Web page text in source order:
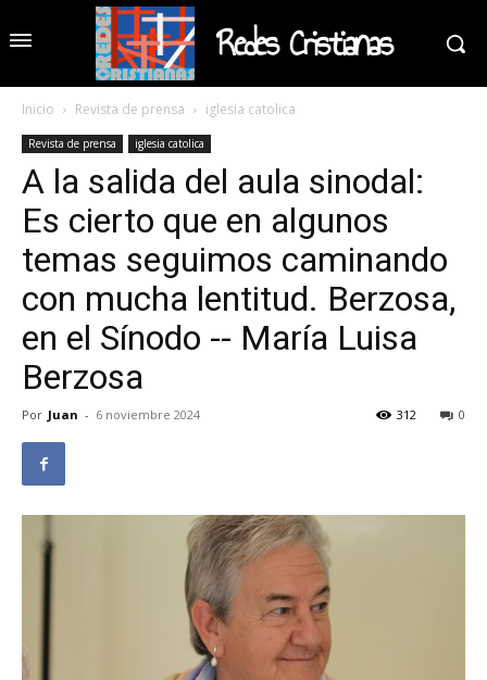
Redes Cristianas
Inicio Revista de prensa iglesia catolica
Revista de prensa iglesia catolica
A la salida del aula sinodal:
Es cierto que en algunos
temas seguimos caminando
con mucha lentitud. Berzosa,
en el Sínodo -- María Luisa
Berzosa
Por Juan - 6 noviembre 2024 0
312